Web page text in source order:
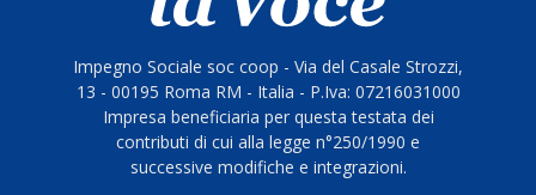
Impegno Sociale soc coop - Via del Casale Strozzi,
13 - 00195 Roma RM - Italia - P.Iva: 07216031000
Impresa beneficiaria per questa testata dei
contributi di cui alla legge n°250/1990 e
successive modifiche e integrazioni.